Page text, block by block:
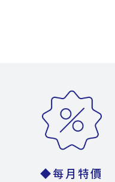
◆每月特價